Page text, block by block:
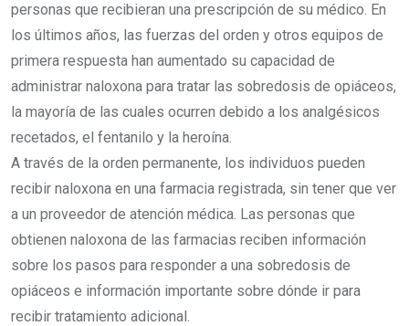
personas que recibieran una prescripción de su médico. En
los últimos años, las fuerzas del orden y otros equipos de
primera respuesta han aumentado su capacidad de
administrar naloxona para tratar las sobredosis de opiáceos,
la mayoría de las cuales ocurren debido a los analgésicos
recetados, el fentanilo y la heroína.
A través de la orden permanente, los individuos pueden
recibir naloxona en una farmacia registrada, sin tener que ver
a un proveedor de atención médica. Las personas que
obtienen naloxona de las farmacias reciben información
sobre los pasos para responder a una sobredosis de
opiáceos e información importante sobre dónde ir para
recibir tratamiento adicional.